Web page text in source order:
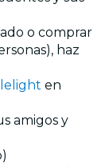
o comprar
haz
en
amigos y